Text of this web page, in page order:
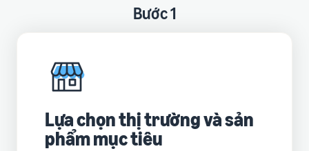
Bước 1
Lựa chọn thị trường và sản
phẩm mục tiêu